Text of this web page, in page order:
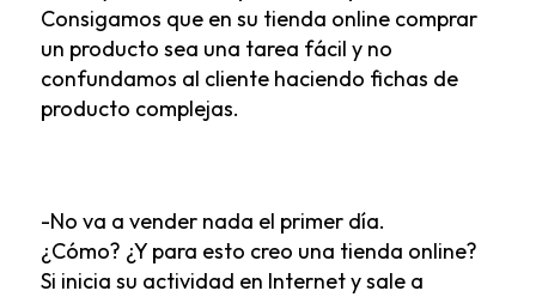
Consigamos que en su tienda online comprar
un producto sea una tarea fácil y no
confundamos al cliente haciendo fichas de
producto complejas.
-No va a vender nada el primer día.
¿Cómo? ¿Y para esto creo una tienda online?
Si inicia su actividad en Internet y sale a